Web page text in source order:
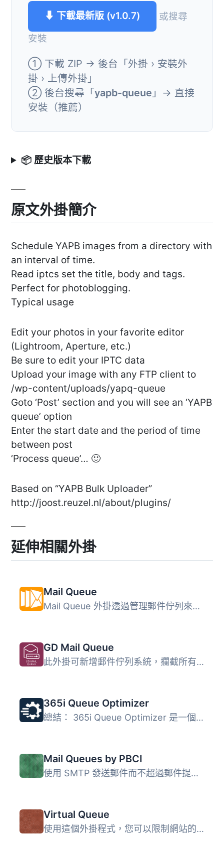
⬇ 下載最新版 (v1.0.7)
或搜尋
安裝
① 下載 ZIP → 後台「外掛 › 安裝外
掛 › 上傳外掛」
② 後台搜尋「yapb-queue 」→ 直接
安裝（推薦）
📦 歷史版本下載
原文外掛簡介
Schedule YAPB images from a directory with
an interval of time.
Read iptcs set the title, body and tags.
Perfect for photoblogging.
Typical usage
Edit your photos in your favorite editor
(Lightroom, Aperture, etc.)
Be sure to edit your IPTC data
Upload your image with any FTP client to
/wp-content/uploads/yapq-queue
Goto ‘Post’ section and you will see an ‘YAPB
queue’ option
Enter the start date and the period of time
between post
‘Process queue’… 🙂
Based on “YAPB Bulk Uploader”
http://joost.reuzel.nl/about/plugins/
延伸相關外掛
Mail Queue
Mail Queue 外掛透過管理郵件佇列來增強 WordPress 安裝的安...
GD Mail Queue
此外掛可新增郵件佇列系統，攔截所有通過 wp_mail 函式發送的...
365i Queue Optimizer
總結： 365i Queue Optimizer 是一個超輕量的 WordPress 外掛...
Mail Queues by PBCI
使用 SMTP 發送郵件而不超過郵件提供者允許的速率。電子郵件...
Virtual Queue
使用這個外掛程式，您可以限制網站的訪客人數，並將超過限制...